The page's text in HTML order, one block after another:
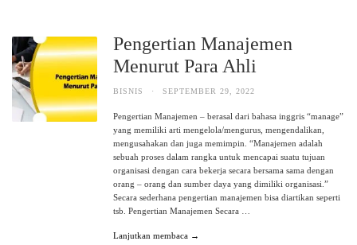
Pengertian Manajemen
Menurut Para Ahli
BISNIS · SEPTEMBER 29, 2022
Pengertian Manajemen – berasal dari bahasa inggris “manage”
yang memiliki arti mengelola/mengurus, mengendalikan,
mengusahakan dan juga memimpin. “Manajemen adalah
sebuah proses dalam rangka untuk mencapai suatu tujuan
organisasi dengan cara bekerja secara bersama sama dengan
orang – orang dan sumber daya yang dimiliki organisasi.”
Secara sederhana pengertian manajemen bisa diartikan seperti
tsb. Pengertian Manajemen Secara …
Lanjutkan membaca →